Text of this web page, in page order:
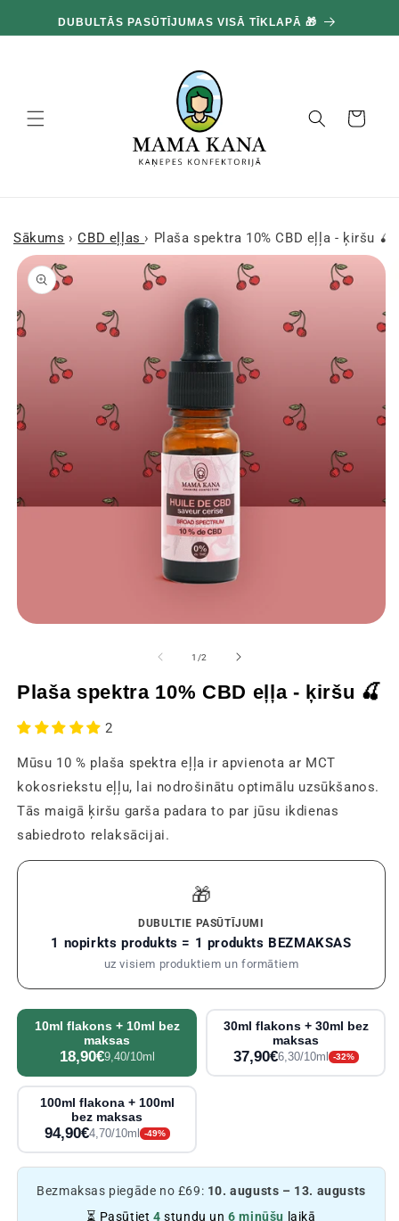
pāriet
pie
DUBULTĀS PASŪTĪJUMAS VISĀ TĪKLAPĀ 🎁
Grozs
Sākums › CBD eļļas › Plaša spektra 10% CBD eļļa - ķiršu 🍒
Pārejiet uz
produkta
informāciju
logā
1 /no
2
Plaša spektra 10% CBD eļļa - ķiršu 🍒
2
Mūsu 10 % plaša spektra eļļa ir apvienota ar MCT
kokosriekstu eļļu, lai nodrošinātu optimālu uzsūkšanos.
Tās maigā ķiršu garša padara to par jūsu ikdienas
sabiedroto relaksācijai.
🎁
DUBULTIE PASŪTĪJUMI
1 nopirkts produkts = 1 produkts BEZMAKSAS
uz visiem produktiem un formātiem
10ml flakons + 10ml bez
maksas
18,90€9,40/10ml
30ml flakons + 30ml bez
maksas
37,90€6,30/10ml -32%
100ml flakona + 100ml
bez maksas
94,90€4,70/10ml -49%
Bezmaksas piegāde no £69: 10. augusts – 13. augusts
⏳ Pasūtiet 4 stundu un6 minūšu laikā